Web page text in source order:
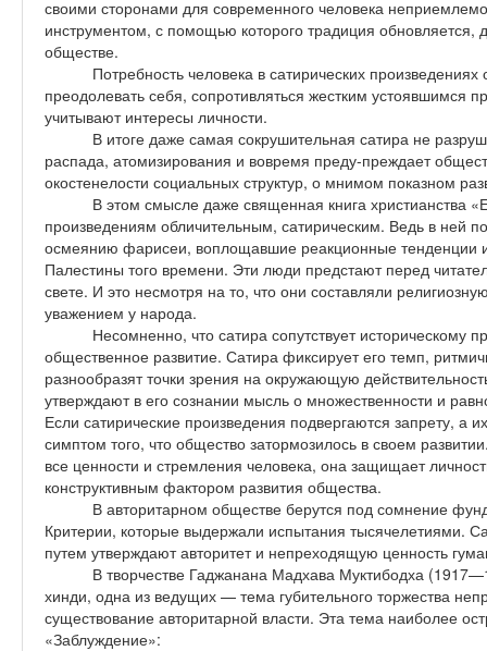
своими сторонами для современного человека
инструментом, с помощью которого традиция обновляется,
обществе.
Потребность человека в сатирических
преодолевать себя, сопротивляться жестким устоявшимся
учитывают интересы личности.
В итоге даже самая сокрушительная сатира не
распада, атомизирования и вовремя преду-преждает
окостенелости социальных структур, о мнимом показном
В этом смысле даже священная книга христианства
произведениям обличительным, сатирическим. Ведь в ней
осмеянию фарисеи, воплощавшие реакционные тенденции
Палестины того времени. Эти люди предстают перед
свете. И это несмотря на то, что они составляли
уважением у народа.
Несомненно, что сатира сопутствует историческому
общественное развитие. Сатира фиксирует его темп,
разнообразят точки зрения на окружающую
утверждают в его сознании мысль о множественности и
Если сатирические произведения подвергаются запрету, а
симптом того, что общество затормозилось в своем
все ценности и стремления человека, она защищает
конструктивным фактором развития общества.
В авторитарном обществе берутся под сомнение
Критерии, которые выдержали испытания тысячелетиями.
путем утверждают авторитет и непреходящую ценность
В творчестве Гаджанана Мадхава Муктибодха
хинди, одна из ведущих — тема губительного торжества
существование авторитарной власти. Эта тема наиболее
«Заблуждение»: